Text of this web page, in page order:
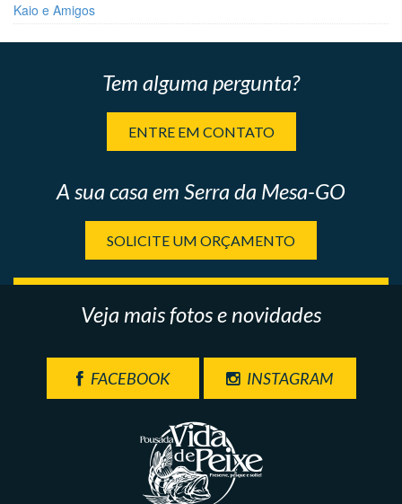
Kaio e Amigos
Tem alguma pergunta?
ENTRE EM CONTATO
A sua casa em Serra da Mesa-GO
SOLICITE UM ORÇAMENTO
Veja mais fotos e novidades
FACEBOOK INSTAGRAM